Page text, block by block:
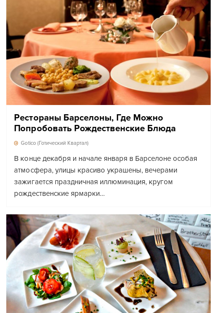
Рестораны Барселоны, Где Можно
Попробовать Рождественские Блюда
Gotico (Готический Квартал)
В конце декабря и начале января в Барселоне особая
атмосфера, улицы красиво украшены, вечерами
зажигается праздничная иллюминация, кругом
рождественские ярмарки…